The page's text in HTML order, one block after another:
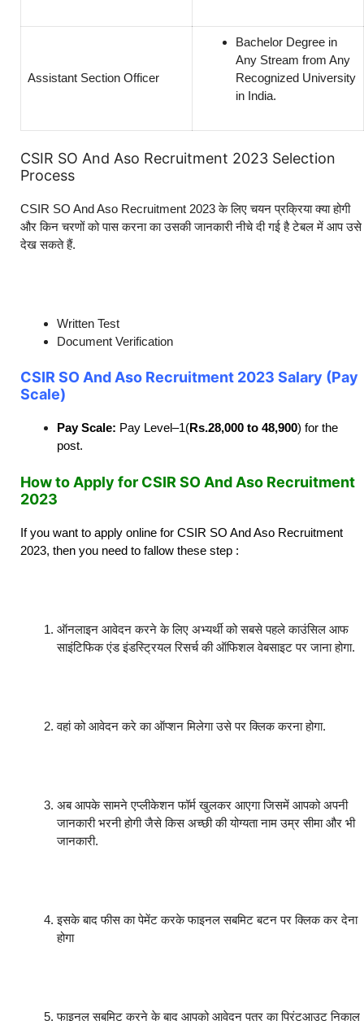
Assistant Section Officer
Bachelor Degree in
Any Stream from Any
Recognized University
in India.
CSIR SO And Aso Recruitment 2023 Selection
Process
CSIR SO And Aso Recruitment 2023 के लिए चयन प्रक्रिया क्या होगी
और किन चरणों को पास करना का उसकी जानकारी नीचे दी गई है टेबल में आप उसे
देख सकते हैं.
Written Test
Document Verification
CSIR SO And Aso Recruitment 2023 Salary (Pay
Scale)
Pay Scale: Pay Level–1(Rs.28,000 to 48,900) for the
post.
How to Apply for CSIR SO And Aso Recruitment
2023
If you want to apply online for CSIR SO And Aso Recruitment
2023, then you need to fallow these step :
ऑनलाइन आवेदन करने के लिए अभ्यर्थी को सबसे पहले काउंसिल आफ
साइंटिफिक एंड इंडस्ट्रियल रिसर्च की ऑफिशल वेबसाइट पर जाना होगा.
वहां को आवेदन करे का ऑप्शन मिलेगा उसे पर क्लिक करना होगा.
अब आपके सामने एप्लीकेशन फॉर्म खुलकर आएगा जिसमें आपको अपनी
जानकारी भरनी होगी जैसे किस अच्छी की योग्यता नाम उम्र सीमा और भी
जानकारी.
इसके बाद फीस का पेमेंट करके फाइनल सबमिट बटन पर क्लिक कर देना
होगा
फाइनल सबमिट करने के बाद आपको आवेदन पत्र का प्रिंटआउट निकाल